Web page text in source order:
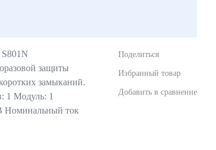
защиты
замыканий.
1 Модуль: 1
Номинальный ток
Поделиться
Избранный товар
Добавить в сравнение